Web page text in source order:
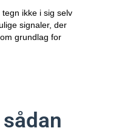
ikke i sig selv
signaler, der
grundlag for